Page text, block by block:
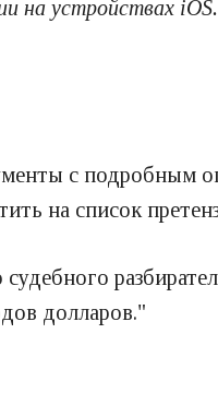
на устройствах iOS.
с подробным
на список
долларов."